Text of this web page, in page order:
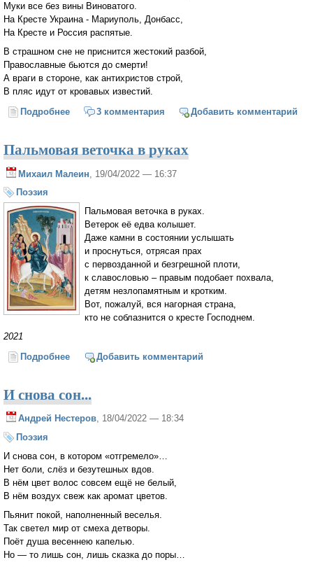
Муки все без вины Виноватого.
На Кресте Украина - Мариуполь, Донбасс,
На Кресте и Россия распятые.
В страшном сне не приснится жестокий разбой,
Православные бьются до смерти!
А враги в стороне, как антихристов строй,
В пляс идут от кровавых известий.
Подробнее о Православные бьются до смерти
3 комментария Добавить комментарий
Пальмовая веточка в руках
Михаил Малеин , 19/04/2022 — 16:37
Поэзия
Пальмовая веточка в руках.
Ветерок её едва колышет.
Даже камни в состоянии услышать
и проснуться, отрясая прах
с первозданной и безгрешной плоти,
к славословью – правым подобает похвала,
детям незлопамятным и кротким.
Вот, пожалуй, вся нагорная страна,
кто не соблазнится о кресте Господнем.
2021
Подробнее о Пальмовая веточка в руках
Добавить комментарий
И снова сон...
Андрей Нестеров, 18/04/2022 — 18:34
Поэзия
И снова сон, в котором «отгремело»…
Нет боли, слёз и безутешных вдов.
В нём цвет волос совсем ещё не белый,
В нём воздух свеж как аромат цветов.
Пьянит покой, наполненный веселья.
Так светел мир от смеха детворы.
Поёт душа весеннею капелью.
Но — то лишь сон, лишь сказка до поры…